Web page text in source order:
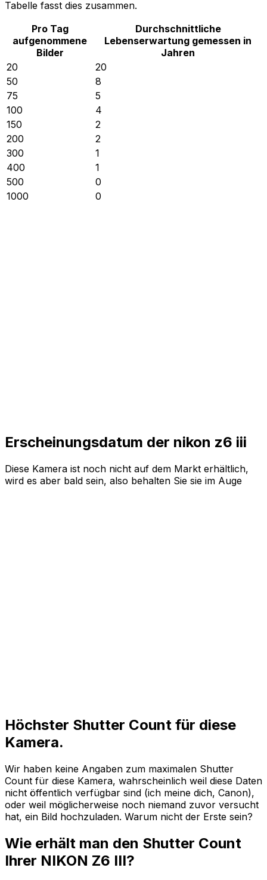
Tabelle fasst dies zusammen.
Pro Tag
aufgenommene
Bilder
Durchschnittliche
Lebenserwartung gemessen in
Jahren
20
20
50
8
75
5
100
4
150
2
200
2
300
1
400
1
500
0
1000
0
Erscheinungsdatum der nikon z6 iii
Diese Kamera ist noch nicht auf dem Markt erhältlich,
wird es aber bald sein, also behalten Sie sie im Auge
Höchster Shutter Count für diese
Kamera.
Wir haben keine Angaben zum maximalen Shutter
Count für diese Kamera, wahrscheinlich weil diese Daten
nicht öffentlich verfügbar sind (ich meine dich, Canon),
oder weil möglicherweise noch niemand zuvor versucht
hat, ein Bild hochzuladen. Warum nicht der Erste sein?
Wie erhält man den Shutter Count
Ihrer NIKON Z6 III?